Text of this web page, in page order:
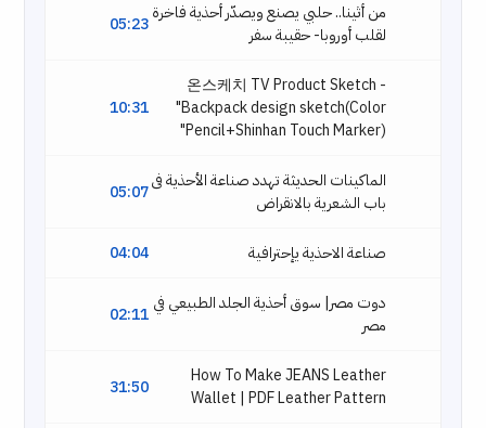
05:23من أثينا.. حلبي يصنع ويصدّر أحذية فاخرة
لقلب أوروبا- حقيبة سفر
10:31
온스케치 TV Product Sketch -
"Backpack design sketch(Color
Pencil+Shinhan Touch Marker)"
05:07الماكينات الحديثة تهدد صناعة الأحذية فى
باب الشعرية بالانقراض
04:04 صناعة الاحذية يإحترافية
02:11 دوت مصر| سوق أحذية الجلد الطبيعي في
مصر
31:50
How To Make JEANS Leather
Wallet | PDF Leather Pattern